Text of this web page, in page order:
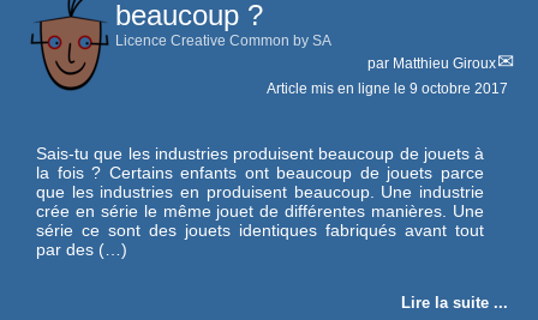
beaucoup ?
Licence Creative Common by SA
par Matthieu Giroux
Article mis en ligne le 9 octobre 2017
Sais-tu que les industries produisent beaucoup de jouets à
la fois ? Certains enfants ont beaucoup de jouets parce
que les industries en produisent beaucoup. Une industrie
crée en série le même jouet de différentes manières. Une
série ce sont des jouets identiques fabriqués avant tout
par des (…)
Lire la suite ...